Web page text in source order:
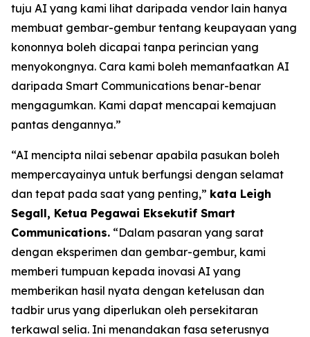
tuju AI yang kami lihat daripada vendor lain hanya
membuat gembar-gembur tentang keupayaan yang
kononnya boleh dicapai tanpa perincian yang
menyokongnya. Cara kami boleh memanfaatkan AI
daripada Smart Communications benar-benar
mengagumkan. Kami dapat mencapai kemajuan
pantas dengannya.”
“AI mencipta nilai sebenar apabila pasukan boleh
mempercayainya untuk berfungsi dengan selamat
dan tepat pada saat yang penting,” kata Leigh
Segall, Ketua Pegawai Eksekutif Smart
Communications. “Dalam pasaran yang sarat
dengan eksperimen dan gembar-gembur, kami
memberi tumpuan kepada inovasi AI yang
memberikan hasil nyata dengan ketelusan dan
tadbir urus yang diperlukan oleh persekitaran
terkawal selia. Ini menandakan fasa seterusnya